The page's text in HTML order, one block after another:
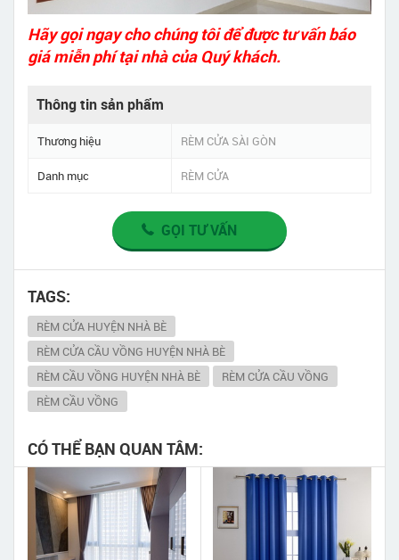
Hãy gọi ngay cho chúng tôi để được tư vấn báo
giá miễn phí tại nhà của Quý khách.
Thông tin sản phẩm
Thương hiệu RÈM CỬA SÀI GÒN
Danh mục RÈM CỬA
GỌI TƯ VẤN
TAGS:
RÈM CỬA HUYỆN NHÀ BÈ
RÈM CỬA CẦU VỒNG HUYỆN NHÀ BÈ
RÈM CẦU VỒNG HUYỆN NHÀ BÈ
RÈM CỬA CẦU VỒNG
RÈM CẦU VỒNG
CÓ THỂ BẠN QUAN TÂM: